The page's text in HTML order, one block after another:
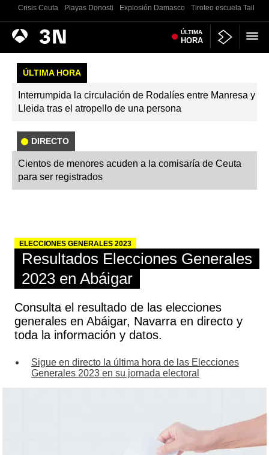
Crisis Ceuta Playas Donosti Explosión Damasco Tiroteo escuela
Antena
3
Noticias ÚLTIMA
HORA
ÚLTIMA HORA
Interrumpida la circulación de Rodalíes entre Manresa y
Lleida tras el atropello de una persona
DIRECTO
Cientos de menores acuden a la comisaría de Ceuta
para ser registrados
ELECCIONES GENERALES 2023
Resultados Elecciones Generales
2023 en Abáigar
Consulta el resultado de las elecciones
generales en Abáigar, Navarra en directo y
toda la información y datos.
Sigue en directo la última hora de las Elecciones
Generales 2023 en su jornada electoral